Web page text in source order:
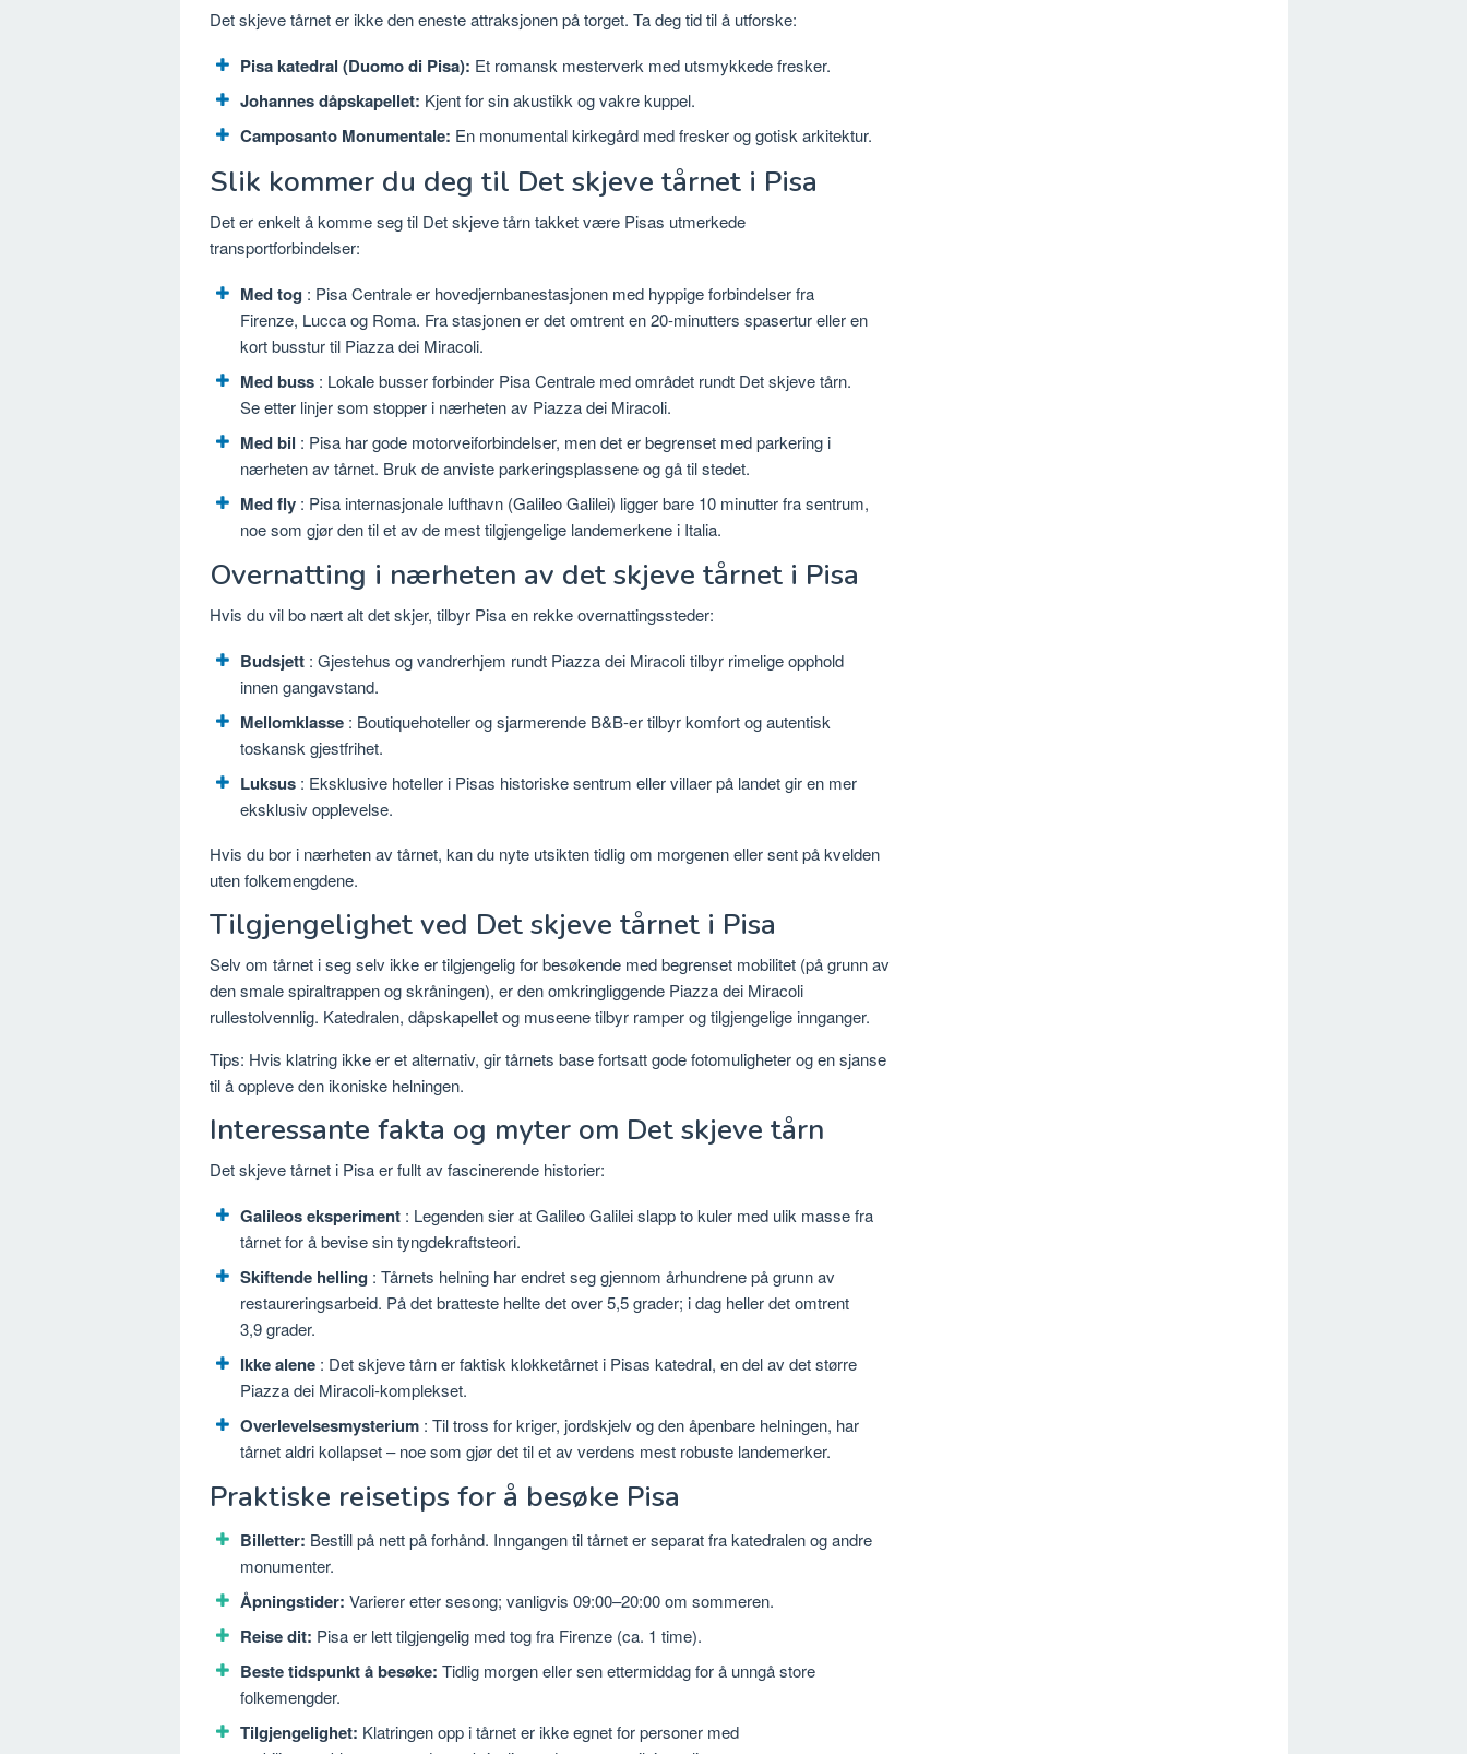
Det skjeve tårnet er ikke den eneste attraksjonen på torget. Ta deg tid til å utforske:
Pisa katedral (Duomo di Pisa): Et romansk mesterverk med utsmykkede fresker.
Johannes dåpskapellet: Kjent for sin akustikk og vakre kuppel.
Camposanto Monumentale: En monumental kirkegård med fresker og gotisk arkitektur.
Slik kommer du deg til Det skjeve tårnet i Pisa
Det er enkelt å komme seg til Det skjeve tårn takket være Pisas utmerkede
transportforbindelser:
Med tog : Pisa Centrale er hovedjernbanestasjonen med hyppige forbindelser fra
Firenze, Lucca og Roma. Fra stasjonen er det omtrent en 20-minutters spasertur eller en
kort busstur til Piazza dei Miracoli.
Med buss : Lokale busser forbinder Pisa Centrale med området rundt Det skjeve tårn.
Se etter linjer som stopper i nærheten av Piazza dei Miracoli.
Med bil : Pisa har gode motorveiforbindelser, men det er begrenset med parkering i
nærheten av tårnet. Bruk de anviste parkeringsplassene og gå til stedet.
Med fly : Pisa internasjonale lufthavn (Galileo Galilei) ligger bare 10 minutter fra sentrum,
noe som gjør den til et av de mest tilgjengelige landemerkene i Italia.
Overnatting i nærheten av det skjeve tårnet i Pisa
Hvis du vil bo nært alt det skjer, tilbyr Pisa en rekke overnattingssteder:
Budsjett : Gjestehus og vandrerhjem rundt Piazza dei Miracoli tilbyr rimelige opphold
innen gangavstand.
Mellomklasse : Boutiquehoteller og sjarmerende B&B-er tilbyr komfort og autentisk
toskansk gjestfrihet.
Luksus : Eksklusive hoteller i Pisas historiske sentrum eller villaer på landet gir en mer
eksklusiv opplevelse.
Hvis du bor i nærheten av tårnet, kan du nyte utsikten tidlig om morgenen eller sent på kvelden
uten folkemengdene.
Tilgjengelighet ved Det skjeve tårnet i Pisa
Selv om tårnet i seg selv ikke er tilgjengelig for besøkende med begrenset mobilitet (på grunn av
den smale spiraltrappen og skråningen), er den omkringliggende Piazza dei Miracoli
rullestolvennlig. Katedralen, dåpskapellet og museene tilbyr ramper og tilgjengelige innganger.
Tips: Hvis klatring ikke er et alternativ, gir tårnets base fortsatt gode fotomuligheter og en sjanse
til å oppleve den ikoniske helningen.
Interessante fakta og myter om Det skjeve tårn
Det skjeve tårnet i Pisa er fullt av fascinerende historier:
Galileos eksperiment : Legenden sier at Galileo Galilei slapp to kuler med ulik masse fra
tårnet for å bevise sin tyngdekraftsteori.
Skiftende helling : Tårnets helning har endret seg gjennom århundrene på grunn av
restaureringsarbeid. På det bratteste hellte det over 5,5 grader; i dag heller det omtrent
3,9 grader.
Ikke alene : Det skjeve tårn er faktisk klokketårnet i Pisas katedral, en del av det større
Piazza dei Miracoli-komplekset.
Overlevelsesmysterium : Til tross for kriger, jordskjelv og den åpenbare helningen, har
tårnet aldri kollapset – noe som gjør det til et av verdens mest robuste landemerker.
Praktiske reisetips for å besøke Pisa
Billetter: Bestill på nett på forhånd. Inngangen til tårnet er separat fra katedralen og andre
monumenter.
Åpningstider: Varierer etter sesong; vanligvis 09:00–20:00 om sommeren.
Reise dit: Pisa er lett tilgjengelig med tog fra Firenze (ca. 1 time).
Beste tidspunkt å besøke: Tidlig morgen eller sen ettermiddag for å unngå store
folkemengder.
Tilgjengelighet: Klatringen opp i tårnet er ikke egnet for personer med